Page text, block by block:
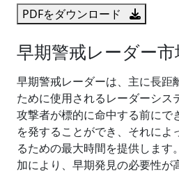
PDFをダウンロード
早期警戒レーダー
早期警戒レーダーは、主に長距
ために使用されるレーダーシス
攻撃者が標的に命中する前にで
を発することができ、それによ
るための最大時間を提供します
加により、早期発見の必要性が